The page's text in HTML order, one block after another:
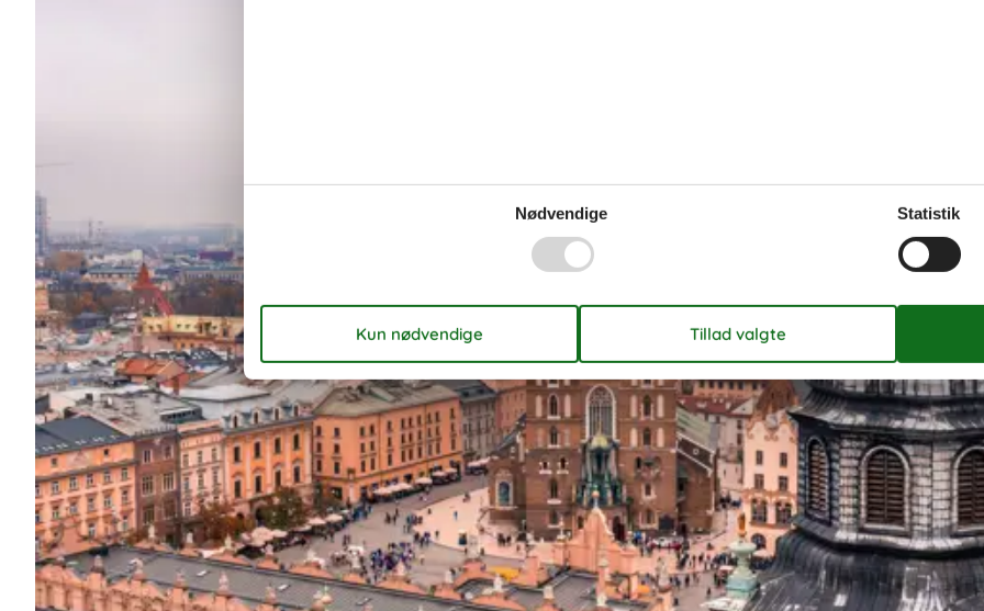
Nødvendige Statistik